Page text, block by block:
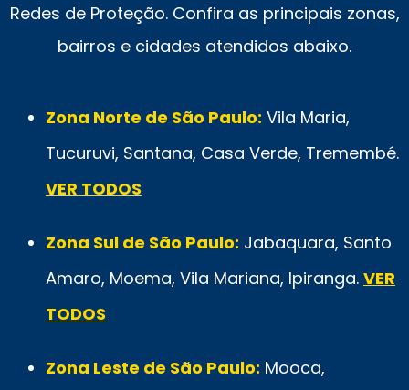
Redes de Proteção. Confira as principais zonas,
bairros e cidades atendidos abaixo.
Zona Norte de São Paulo: Vila Maria,
Tucuruvi, Santana, Casa Verde, Tremembé.
VER TODOS
Zona Sul de São Paulo: Jabaquara, Santo
Amaro, Moema, Vila Mariana, Ipiranga. VER
TODOS
Zona Leste de São Paulo: Mooca,